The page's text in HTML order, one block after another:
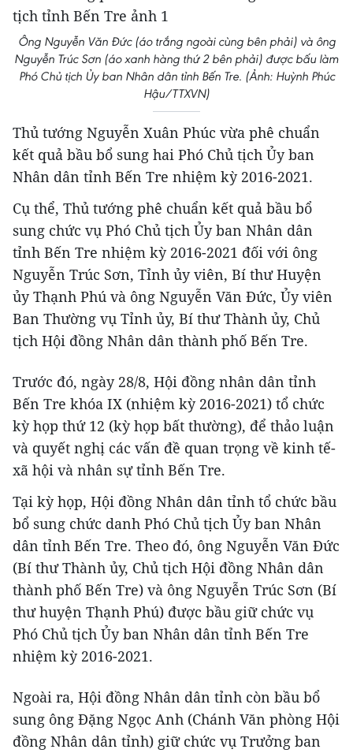
Ông Nguyễn Văn Đức (áo trắng ngoài cùng bên phải) và ông
Nguyễn Trúc Sơn (áo xanh hàng thứ 2 bên phải) được bấu làm
Phó Chủ tịch Ủy ban Nhân dân tỉnh Bến Tre. (Ảnh: Huỳnh Phúc
Hậu/TTXVN)
Thủ tướng Nguyễn Xuân Phúc vừa phê chuẩn
kết quả bầu bổ sung hai Phó Chủ tịch Ủy ban
Nhân dân tỉnh Bến Tre nhiệm kỳ 2016-2021.
Cụ thể, Thủ tướng phê chuẩn kết quả bầu bổ
sung chức vụ Phó Chủ tịch Ủy ban Nhân dân
tỉnh Bến Tre nhiệm kỳ 2016-2021 đối với ông
Nguyễn Trúc Sơn, Tỉnh ủy viên, Bí thư Huyện
ủy Thạnh Phú và ông Nguyễn Văn Đức, Ủy viên
Ban Thường vụ Tỉnh ủy, Bí thư Thành ủy, Chủ
tịch Hội đồng Nhân dân thành phố Bến Tre.
Trước đó, ngày 28/8, Hội đồng nhân dân tỉnh
Bến Tre khóa IX (nhiệm kỳ 2016-2021) tổ chức
kỳ họp thứ 12 (kỳ họp bất thường), để thảo luận
và quyết nghị các vấn đề quan trọng về kinh tế-
xã hội và nhân sự tỉnh Bến Tre.
Tại kỳ họp, Hội đồng Nhân dân tỉnh tổ chức bầu
bổ sung chức danh Phó Chủ tịch Ủy ban Nhân
dân tỉnh Bến Tre. Theo đó, ông Nguyễn Văn Đức
(Bí thư Thành ủy, Chủ tịch Hội đồng Nhân dân
thành phố Bến Tre) và ông Nguyễn Trúc Sơn (Bí
thư huyện Thạnh Phú) được bầu giữ chức vụ
Phó Chủ tịch Ủy ban Nhân dân tỉnh Bến Tre
nhiệm kỳ 2016-2021.
Ngoài ra, Hội đồng Nhân dân tỉnh còn bầu bổ
sung ông Đặng Ngọc Anh (Chánh Văn phòng Hội
đồng Nhân dân tỉnh) giữ chức vụ Trưởng ban